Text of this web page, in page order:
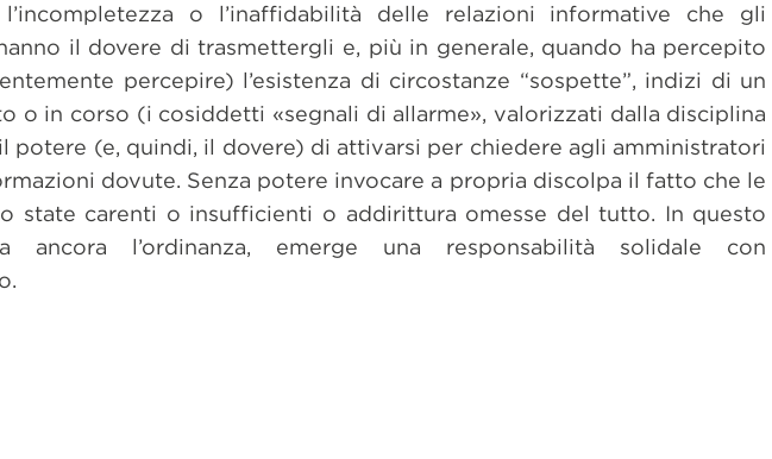
l’incompletezza o l’inaffidabilità delle relazioni informative che gli
il dovere di trasmettergli e, più in generale, quando ha percepito
percepire) l’esistenza di circostanze “sospette”, indizi di un
o in corso (i cosiddetti «segnali di allarme», valorizzati dalla disciplina
il potere (e, quindi, il dovere) di attivarsi per chiedere agli amministratori
dovute. Senza potere invocare a propria discolpa il fatto che le
state carenti o insufficienti o addirittura omesse del tutto. In questo
ancora l’ordinanza, emerge una responsabilità solidale con